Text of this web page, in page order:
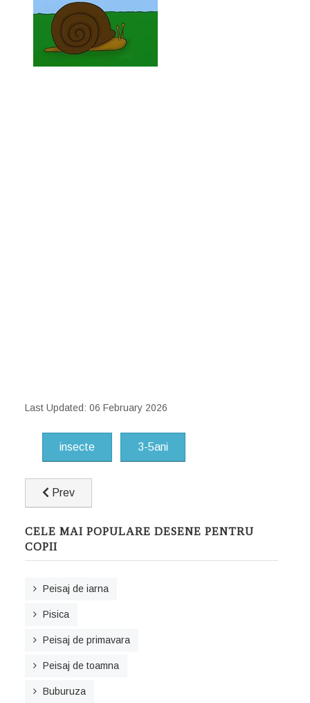
Last Updated: 06 February 2026
insecte 3-5ani
Previous article: Brad simpatic impodobit
Prev
CELE MAI POPULARE DESENE PENTRU
COPII
Peisaj de iarna
Pisica
Peisaj de primavara
Peisaj de toamna
Buburuza